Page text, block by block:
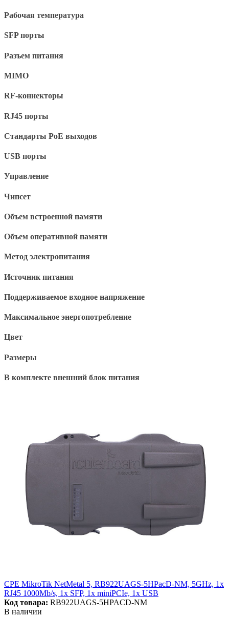
Рабочая температура
SFP порты
Разъем питания
MIMO
RF-коннекторы
RJ45 порты
Стандарты PoE выходов
USB порты
Управление
Чипсет
Объем встроенной памяти
Объем оперативной памяти
Метод электропитания
Источник питания
Поддерживаемое входное напряжение
Максимальное энергопотребление
Цвет
Размеры
В комплекте внешний блок питания
CPE MikroTik NetMetal 5, RB922UAGS-5HPacD-NM, 5GHz, 1x
RJ45 1000Mb/s, 1x SFP, 1x miniPCIe, 1x USB
Код товара: RB922UAGS-5HPACD-NM
В наличии